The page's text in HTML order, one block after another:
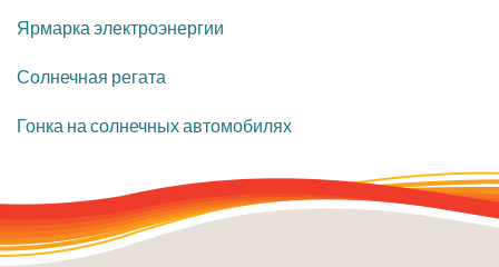
Ярмарка электроэнергии
Солнечная регата
Гонка на солнечных автомобилях